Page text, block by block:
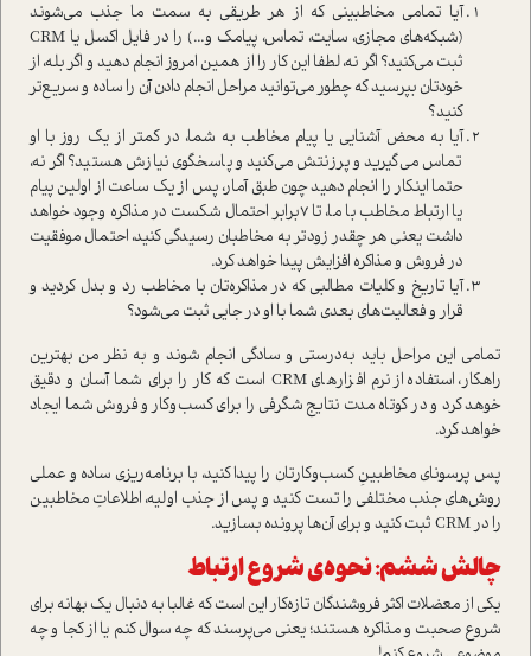
آیا تمامی مخاطبینی که از هر طریقی به سمت ما جذب می‌شوند
(شبکه‌های مجازی، سایت، تماس، پیامک و...) را در فایل اکسل یا CRM
ثبت می‌کنید؟ اگر نه، لطفا این کار را از همین امروز انجام دهید و اگر بله، از
خودتان بپرسید که چطور می‌توانید مراحل انجام دادن آن را ساده و سریع‌تر
کنید؟
آیا به محض آشنایی یا پیام مخاطب به شما، در کمتر از یک روز با او
تماس می‌گیرید و پرزنتش می‌کنید و پاسخگوی نیازش هستید؟ اگر نه،
حتما اینکار را انجام دهید چون طبق آمار، پس از یک ساعت از اولین پیام
یا ارتباط مخاطب با ما، تا 7برابر احتمال شکست در مذاکره وجود خواهد
داشت یعنی هر چقدر زودتر به مخاطبان رسیدگی کنید، احتمال موفقیت
در فروش و مذاکره افزایش پیدا خواهد کرد.
آیا تاریخ و کلیات مطالبی که در مذاکره‌تان با مخاطب رد و بدل کردید و
قرار و فعالیت‌های بعدی شما با او در جایی ثبت می‌شود؟
تمامی این مراحل باید به‌درستی و سادگی انجام شوند و به نظر من بهترین
راهکار، استفاده از نرم افزارهای CRM است که کار را برای شما آسان و دقیق
خوهد کرد و در کوتاه مدت نتایج شگرفی را برای کسب‌وکار و فروش شما ایجاد
خواهد کرد.
پس پرسونای مخاطبینِ کسب‌وکارتان را پیدا کنید، با برنامه‌ریزی ساده و عملی
روش‌های جذب مختلفی را تست کنید و پس از جذب اولیه، اطلاعاتِ مخاطبین
را در CRM ثبت کنید و برای آن‌ها پرونده بسازید.
چالش ششم: نحوه‌ی شروع ارتباط
یکی از معضلات اکثر فروشندگان تازه‌کار این است که غالبا به دنبال یک بهانه برای
شروع صحبت و مذاکره هستند؛ یعنی می‌پرسند که چه سوال کنم یا از کجا و چه